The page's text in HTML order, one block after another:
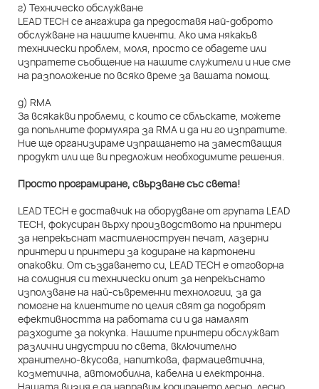
г) Техническо обслужване
LEAD TECH се ангажира да предоставя най-доброто
обслужване на нашите клиенти. Ако има някакъв
технически проблем, моля, просто се обадете или
изпратете съобщение на нашите служители и ние сме
на разположение по всяко време за вашата помощ.
д) RMA
За всякакви проблеми, с които се сблъскате, можете
да попълните формуляра за RMA и да ни го изпратите.
Ние ще организираме изпращането на заместващия
продукт или ще ви предложим необходимите решения.
Просто програмиране, свързване със света!
LEAD TECH е доставчик на оборудване от групата LEAD
TECH, фокусиран върху производството на принтери
за непрекъснат мастиленоструен печат, лазерни
принтери и принтери за кодиране на картонени
опаковки. От създаването си, LEAD TECH е отговорна
на солидния си технически опит за непрекъснато
използване на най-съвременни технологии, за да
помогне на клиентите по целия свят да подобрят
ефективността на работата си и да намалят
разходите за покупка. Нашите принтери обслужват
различни индустрии по света, включително
хранително-вкусова, напиткова, фармацевтична,
козметична, автомобилна, кабелна и електронна.